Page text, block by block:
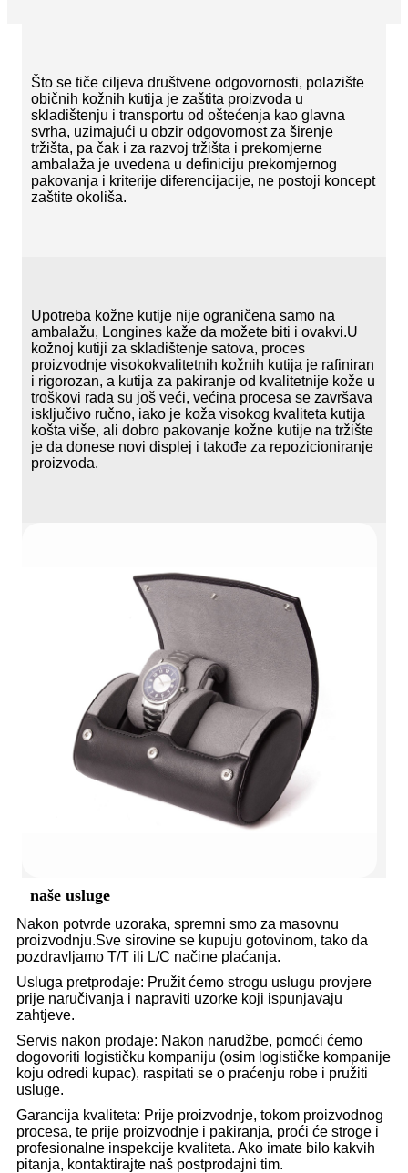
Što se tiče ciljeva društvene odgovornosti, polazište
običnih kožnih kutija je zaštita proizvoda u
skladištenju i transportu od oštećenja kao glavna
svrha, uzimajući u obzir odgovornost za širenje
tržišta, pa čak i za razvoj tržišta i prekomjerne
ambalaža je uvedena u definiciju prekomjernog
pakovanja i kriterije diferencijacije, ne postoji koncept
zaštite okoliša.
Upotreba kožne kutije nije ograničena samo na
ambalažu, Longines kaže da možete biti i ovakvi.U
kožnoj kutiji za skladištenje satova, proces
proizvodnje visokokvalitetnih kožnih kutija je rafiniran
i rigorozan, a kutija za pakiranje od kvalitetnije kože u
troškovi rada su još veći, većina procesa se završava
isključivo ručno, iako je koža visokog kvaliteta kutija
košta više, ali dobro pakovanje kožne kutije na tržište
je da donese novi displej i takođe za repozicioniranje
proizvoda.
naše usluge
Nakon potvrde uzoraka, spremni smo za masovnu
proizvodnju.Sve sirovine se kupuju gotovinom, tako da
pozdravljamo T/T ili L/C načine plaćanja.
Usluga pretprodaje: Pružit ćemo strogu uslugu provjere
prije naručivanja i napraviti uzorke koji ispunjavaju
zahtjeve.
Servis nakon prodaje: Nakon narudžbe, pomoći ćemo
dogovoriti logističku kompaniju (osim logističke kompanije
koju odredi kupac), raspitati se o praćenju robe i pružiti
usluge.
Garancija kvaliteta: Prije proizvodnje, tokom proizvodnog
procesa, te prije proizvodnje i pakiranja, proći će stroge i
profesionalne inspekcije kvaliteta. Ako imate bilo kakvih
pitanja, kontaktirajte naš postprodajni tim.